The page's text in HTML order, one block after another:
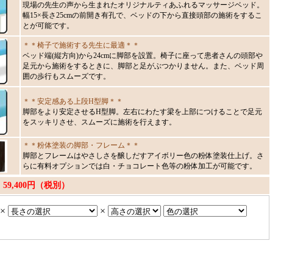
現場の先生の声から生まれたオリジナルティあふれるマッサージベッド。
幅15×長さ25cmの前開き有孔で、ベッドの下から直接頭部の施術をするこ
とが可能です。
＊＊椅子で施術する先生に最適＊＊
ベッド端(縦方向)から24cmに脚部を設置。椅子に座って患者さんの頭部や
足元から施術をするときに、脚部と足がぶつかりません。また、ベッド周
囲の歩行もスムーズです。
＊＊安定感ある上段H型脚＊＊
脚部をより安定させるH型脚。左右にわたす梁を上部につけることで足元
をスッキリさせ、スムーズに施術を行えます。
＊＊粉体塗装の脚部・フレーム＊＊
脚部とフレームはやさしさを醸しだすアイボリー色の粉体塗装仕上げ。さ
らに有料オプションでは白・チョコレート色等の粉体加工が可能です。
59,400円（税別）
× ×